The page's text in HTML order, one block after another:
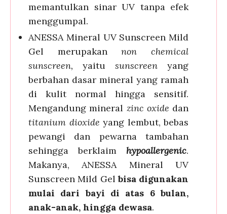
memantulkan sinar UV tanpa efek
menggumpal.
ANESSA Mineral UV Sunscreen Mild
Gel merupakannon chemical
sunscreen, yaitusunscreen yang
berbahan dasar mineral yang ramah
di kulit normal hingga sensitif.
Mengandungmineral zinc oxide dan
titanium dioxide yang lembut, bebas
pewangi dan pewarna tambahan
sehingga berklaim hypoallergenic.
Makanya, ANESSA Mineral UV
Sunscreen Mild Gelbisa digunakan
mulai dari bayi di atas 6 bulan,
anak-anak, hingga dewasa.